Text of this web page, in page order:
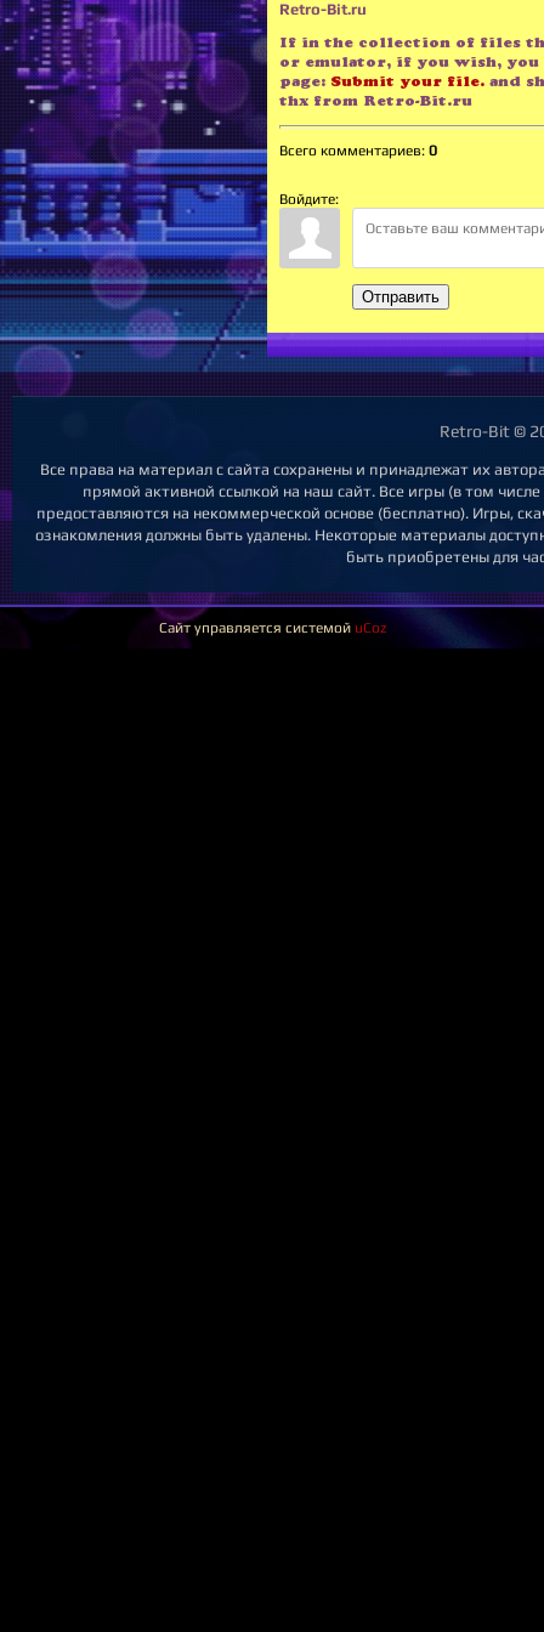
Retro-Bit.ru
If in the collection of files
or emulator, if you wish, you
page: Submit your file. and
thx from Retro-Bit.ru
Всего комментариев: 0
Войдите:
Отправить
Retro-Bit ©
Все права на материал с сайта сохранены и принадлежат их
прямой активной ссылкой на наш сайт. Все игры (в том
предоставляются на некоммерческой основе (бесплатно). Игры,
ознакомления должны быть удалены. Некоторые материалы
быть приобретены для
Сайт управляется системой uCoz